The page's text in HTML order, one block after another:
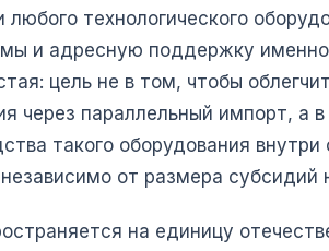
технологического
и адресную поддержку
цель не в том, чтобы
через параллельный импорт, а
такого оборудования
от размера субсидий
на единицу